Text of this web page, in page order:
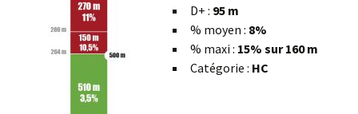
D+ : 95 m
% moyen : 8%
% maxi : 15% sur 160 m
Catégorie : HC